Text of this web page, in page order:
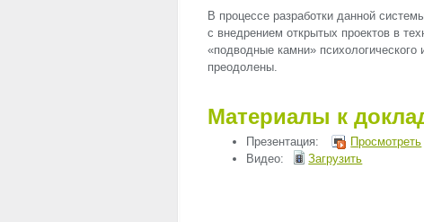
В процессе разработки данной
с внедрением открытых проектов в
«подводные камни» психологического
преодолены.
Материалы к
Презентация: Просмотреть
Видео:
Загрузить